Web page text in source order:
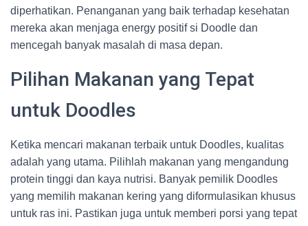
diperhatikan. Penanganan yang baik terhadap kesehatan
mereka akan menjaga energy positif si Doodle dan
mencegah banyak masalah di masa depan.
Pilihan Makanan yang Tepat
untuk Doodles
Ketika mencari makanan terbaik untuk Doodles, kualitas
adalah yang utama. Pilihlah makanan yang mengandung
protein tinggi dan kaya nutrisi. Banyak pemilik Doodles
yang memilih makanan kering yang diformulasikan khusus
untuk ras ini. Pastikan juga untuk memberi porsi yang tepat